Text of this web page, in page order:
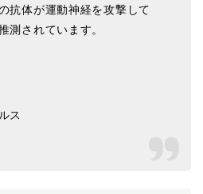
抗体が運動神経を攻撃して
測されています。
ス